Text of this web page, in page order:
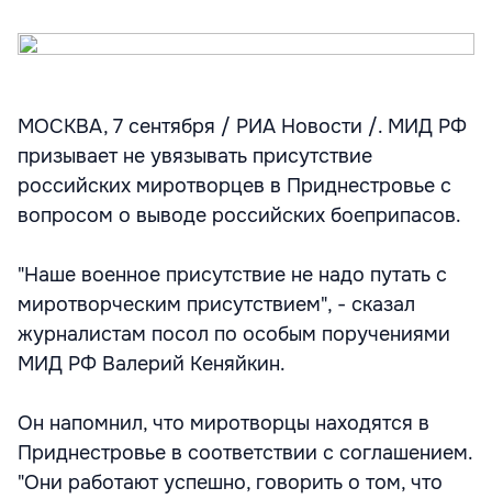
МОСКВА, 7 сентября / РИА Новости /. МИД РФ
призывает не увязывать присутствие
российских миротворцев в Приднестровье с
вопросом о выводе российских боеприпасов.
"Наше военное присутствие не надо путать с
миротворческим присутствием", - сказал
журналистам посол по особым поручениями
МИД РФ Валерий Кеняйкин.
Он напомнил, что миротворцы находятся в
Приднестровье в соответствии с соглашением.
"Они работают успешно, говорить о том, что